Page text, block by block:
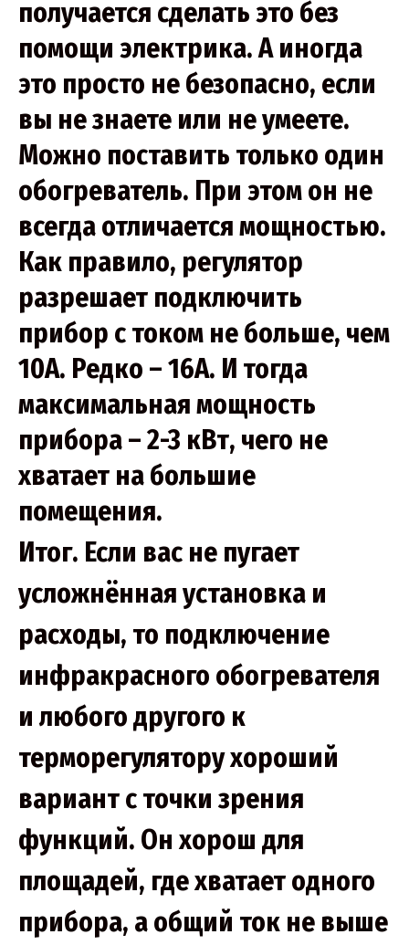
получается сделать это без
помощи электрика. А иногда
это просто не безопасно, если
вы не знаете или не умеете.
Можно поставить только один
обогреватель. При этом он не
всегда отличается мощностью.
Как правило, регулятор
разрешает подключить
прибор с током не больше, чем
10А. Редко – 16А. И тогда
максимальная мощность
прибора – 2-3 кВт, чего не
хватает на большие
помещения.
Итог. Если вас не пугает
усложнённая установка и
расходы, то подключение
инфракрасного обогревателя
и любого другого к
терморегулятору хороший
вариант с точки зрения
функций. Он хорош для
площадей, где хватает одного
прибора, а общий ток не выше